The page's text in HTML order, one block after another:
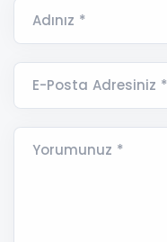
Adınız *
E-Posta Adresiniz *
Yorumunuz *